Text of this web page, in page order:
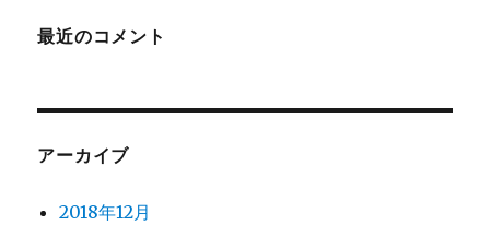
最近のコメント
アーカイブ
2018年12月